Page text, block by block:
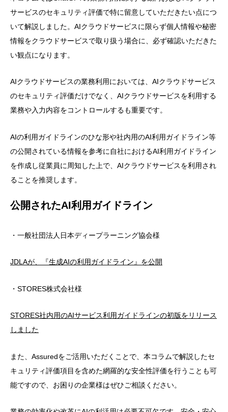
サービスのセキュリティ評価で特に留意していただきたい点につ
いて解説しました。AIクラウドサービスに限らず個人情報や秘密
情報をクラウドサービスで取り扱う場合に、必ず確認いただきた
い観点になります。
AIクラウドサービスの業務利用においては、AIクラウドサービス
のセキュリティ評価だけでなく、AIクラウドサービスを利用する
業務や入力内容をコントロールするも重要です。
AIの利用ガイドラインのひな形や社内用のAI利用ガイドライン等
の公開されている情報を参考に自社におけるAI利用ガイドライン
を作成し従業員に周知した上で、AIクラウドサービスを利用され
ることを推奨します。
公開されたAI利用ガイドライン
・一般社団法人日本ディープラーニング協会様
JDLAが、『生成AIの利用ガイドライン』を公開
・STORES株式会社様
STORES社内用のAIサービス利用ガイドラインの初版をリリース
しました
また、Assuredをご活用いただくことで、本コラムで解説したセ
キュリティ評価項目を含めた網羅的な安全性評価を行うことも可
能ですので、お困りの企業様はぜひご相談ください。